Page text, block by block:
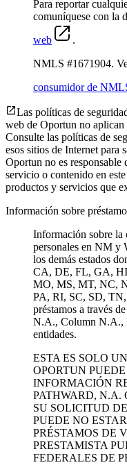
Para reportar
comuníquese con la
web
.
NMLS #1671904.
consumidor de
Las políticas de
web de Oportun no aplican
Consulte las políticas de
esos sitios de Internet para
Oportun no es
servicio o contenido en
productos y servicios que
Información sobre
Información sobre la
personales en NM y
los demás estados
CA, DE, FL, GA,
MO, MS, MT, NC,
PA, RI, SC, SD,
préstamos a través
N.A., Column N.A.,
entidades.
ESTA ES SOLO
OPORTUN
INFORMACIÓN
PATHWARD, N.A.
SU SOLICITUD
PUEDE NO
PRÉSTAMOS DE
PRESTAMISTA
FEDERALES DE